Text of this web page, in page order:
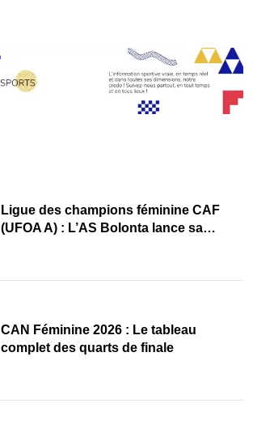
Ligue des champions féminine CAF
(UFOA A) : L’AS Bolonta lance sa
CAN Féminine 2026 : Le tableau
complet des quarts de finale